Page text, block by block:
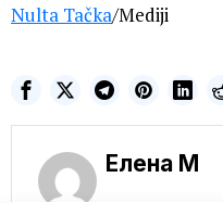
Nulta Tačka/Mediji
Елена M